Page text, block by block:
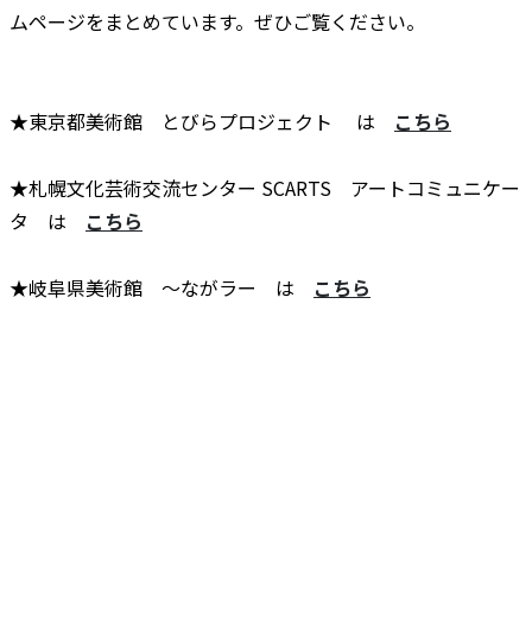
ムページをまとめています。ぜひご覧ください。
★東京都美術館 とびらプロジェクト は こちら
★札幌文化芸術交流センター SCARTS アートコミュニケー
タ は こちら
★岐阜県美術館 ～ながラー は こちら